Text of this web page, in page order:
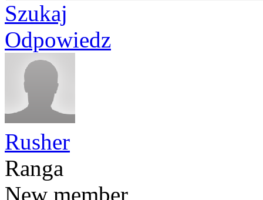
Szukaj
Odpowiedz
Rusher
Ranga
New member